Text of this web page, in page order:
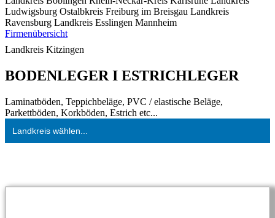
Ludwigsburg Ostalbkreis Freiburg im Breisgau Landkreis
Ravensburg Landkreis Esslingen Mannheim
Firmenübersicht
Landkreis Kitzingen
BODENLEGER I ESTRICHLEGER
Laminatböden, Teppichbeläge, PVC / elastische Beläge,
Parkettböden, Korkböden, Estrich etc...
Landkreis wählen...